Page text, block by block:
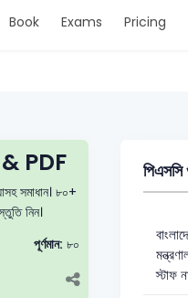
Book Exams Pricing
PDF
সমাধান। ৮০+
নিন।
পূর্ণমান: ৮০
পিএসসি
স্টাফ